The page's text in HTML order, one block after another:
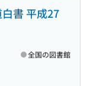
書 平成27
全国の図書館